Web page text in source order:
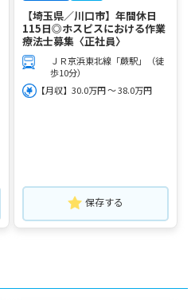
【埼玉県／川口市】年間休日
115日◎ホスピスにおける作業
療法士募集〈正社員〉
ＪＲ京浜東北線「蕨駅」（徒
歩10分）
【月収】30.0万円 ～ 38.0万円
保存する